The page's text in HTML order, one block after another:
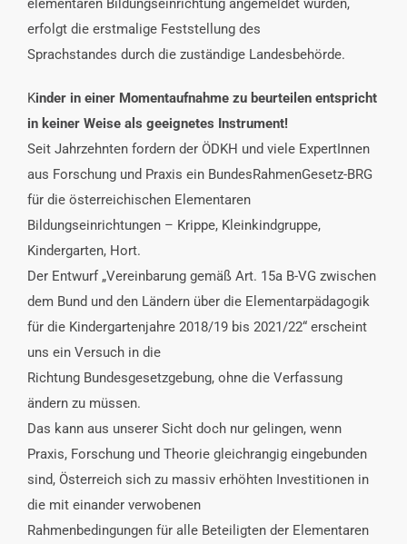
elementaren Bildungseinrichtung angemeldet wurden,
erfolgt die erstmalige Feststellung des
Sprachstandes durch die zuständige Landesbehörde.
Kinder in einer Momentaufnahme zu beurteilen entspricht
in keiner Weise als geeignetes Instrument!
Seit Jahrzehnten fordern der ÖDKH und viele ExpertInnen
aus Forschung und Praxis ein BundesRahmenGesetz-BRG
für die österreichischen Elementaren
Bildungseinrichtungen – Krippe, Kleinkindgruppe,
Kindergarten, Hort.
Der Entwurf „Vereinbarung gemäß Art. 15a B-VG zwischen
dem Bund und den Ländern über die Elementarpädagogik
für die Kindergartenjahre 2018/19 bis 2021/22“ erscheint
uns ein Versuch in die
Richtung Bundesgesetzgebung, ohne die Verfassung
ändern zu müssen.
Das kann aus unserer Sicht doch nur gelingen, wenn
Praxis, Forschung und Theorie gleichrangig eingebunden
sind, Österreich sich zu massiv erhöhten Investitionen in
die mit einander verwobenen
Rahmenbedingungen für alle Beteiligten der Elementaren